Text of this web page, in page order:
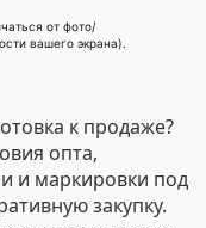
от фото/
вашего экрана).
к продаже?
опта,
и маркировки под
закупку.